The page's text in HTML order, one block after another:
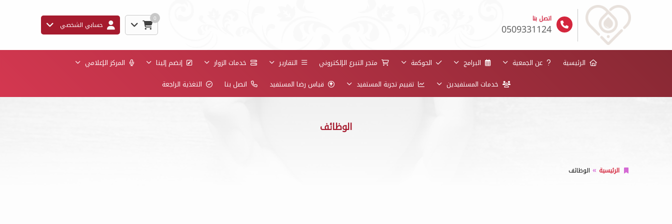
اتصل بنا
0509331124
0
حسابي الشخصي
الرئيسية عن الجمعية البرامج الحوكمة متجر التبرع الإلكتروني التقارير خدمات الزوار إنضم إلينا
المركز الإعلامي
خدمات المستفيدين
تقييم تجربة المستفيد قياس رضا المستفيد اتصل بنا التغذية الراجعة
الوظائف
الرئيسية الوظائف